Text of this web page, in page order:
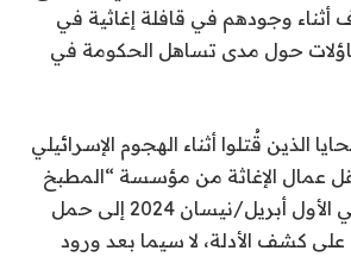
أثناء وجودهم في قافلة إغاثية في
حول مدى تساهل الحكومة في
الذين قُتلوا أثناء الهجوم الإسرائيلي
عمال الإغاثة من مؤسسة “المطبخ
العالمي” في غزة في الأول أبريل/نيسان 2024 إلى حمل
على كشف الأدلة، لا سيما بعد ورود